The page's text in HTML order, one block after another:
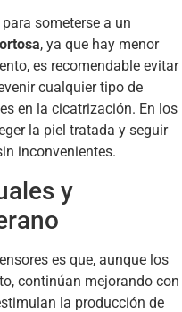
someterse a un
, ya que hay menor
es recomendable evitar
cualquier tipo de
en la cicatrización. En los
la piel tratada y seguir
inconvenientes.
y
es que, aunque los
continúan mejorando con
la producción de